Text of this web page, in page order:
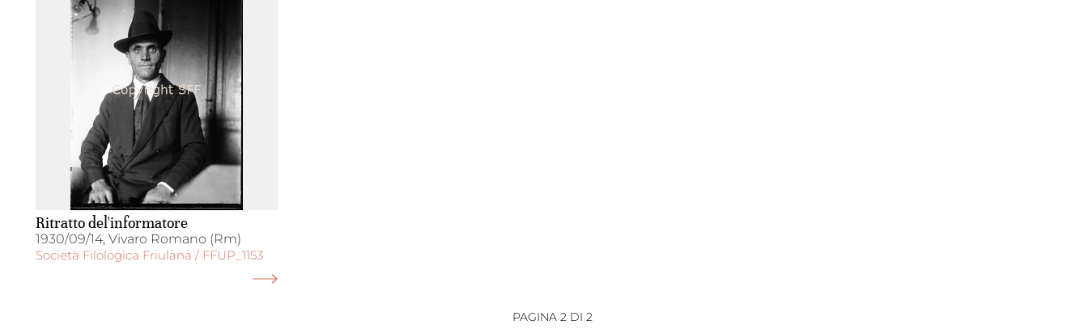
Ritratto del'informatore
1930/09/14, Vivaro Romano (Rm)
Società Filologica Friulana / FFUP_1153
PAGINA 2 DI 2